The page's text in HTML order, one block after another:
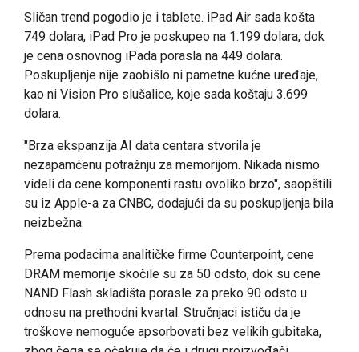
Sličan trend pogodio je i tablete. iPad Air sada košta
749 dolara, iPad Pro je poskupeo na 1.199 dolara, dok
je cena osnovnog iPada porasla na 449 dolara.
Poskupljenje nije zaobišlo ni pametne kućne uređaje,
kao ni Vision Pro slušalice, koje sada koštaju 3.699
dolara.
"Brza ekspanzija AI data centara stvorila je
nezapamćenu potražnju za memorijom. Nikada nismo
videli da cene komponenti rastu ovoliko brzo", saopštili
su iz Apple-a za CNBC, dodajući da su poskupljenja bila
neizbežna.
Prema podacima analitičke firme Counterpoint, cene
DRAM memorije skočile su za 50 odsto, dok su cene
NAND Flash skladišta porasle za preko 90 odsto u
odnosu na prethodni kvartal. Stručnjaci ističu da je
troškove nemoguće apsorbovati bez velikih gubitaka,